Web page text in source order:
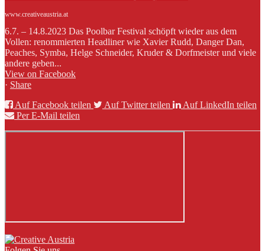
www.creativeaustria.at
6.7. – 14.8.2023 Das Poolbar Festival schöpft wieder aus dem
Vollen: renommierten Headliner wie Xavier Rudd, Danger Dan,
Peaches, Symba, Helge Schneider, Kruder & Dorfmeister und viele
andere geben...
View on Facebook
· Share
Auf Facebook teilen
Auf Twitter teilen
Auf LinkedIn teilen
Per E-Mail teilen